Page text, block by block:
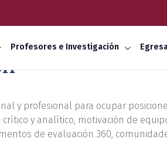
Profesores e Investigación
y profesional para ocupar
y analítico, motivación de
de evaluación 360,